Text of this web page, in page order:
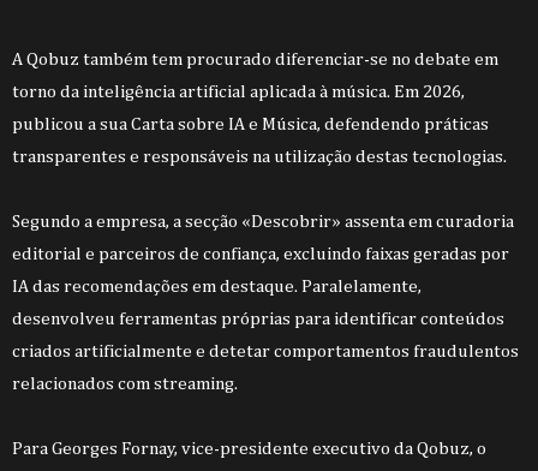
A Qobuz também tem procurado diferenciar-se no debate em
torno da inteligência artificial aplicada à música. Em 2026,
publicou a sua Carta sobre IA e Música, defendendo práticas
transparentes e responsáveis na utilização destas tecnologias.
Segundo a empresa, a secção «Descobrir» assenta em curadoria
editorial e parceiros de confiança, excluindo faixas geradas por
IA das recomendações em destaque. Paralelamente,
desenvolveu ferramentas próprias para identificar conteúdos
criados artificialmente e detetar comportamentos fraudulentos
relacionados com streaming.
Para Georges Fornay, vice-presidente executivo da Qobuz, o